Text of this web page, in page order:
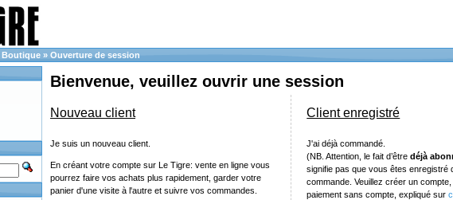
Boutique » Ouverture de session
Bienvenue, veuillez ouvrir une session
Nouveau client
Je suis un nouveau client.
En créant votre compte sur Le Tigre: vente en ligne vous
pourrez faire vos achats plus rapidement, garder votre
panier d'une visite à l'autre et suivre vos commandes.
Client enregistré
J'ai déjà commandé.
(NB. Attention, le fait d’êtredéjà
signifie pas que vous êtes enregistré
commande. Veuillez créer un compte,
paiement sans compte, expliqué sur